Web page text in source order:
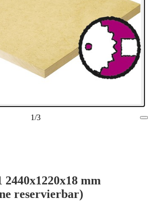
1/3
mm
reservierbar)